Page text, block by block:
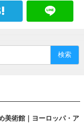
検索
美術館｜ヨーロッパ・ア